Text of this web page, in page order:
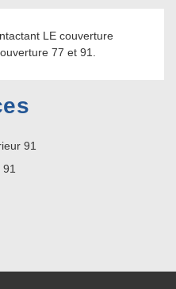
LE couverture
77 et 91.
91